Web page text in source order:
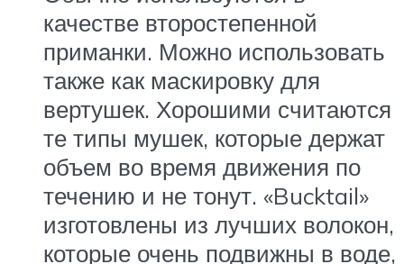
качестве второстепенной
приманки. Можно использовать
также как маскировку для
вертушек. Хорошими считаются
те типы мушек, которые держат
объем во время движения по
течению и не тонут. «Bucktail»
изготовлены из лучших волокон,
которые очень подвижны в воде,